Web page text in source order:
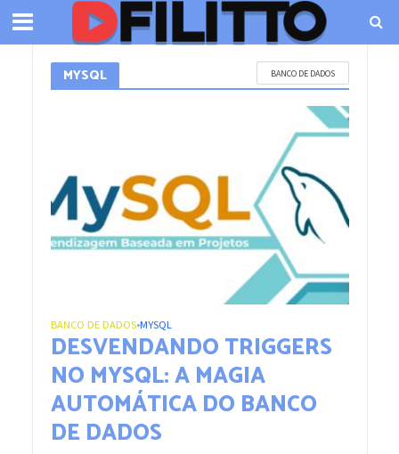
MYSQL BANCO DE DADOS
BANCO DE DADOS•MYSQL
DESVENDANDO TRIGGERS
NO MYSQL: A MAGIA
AUTOMÁTICA DO BANCO
DE DADOS